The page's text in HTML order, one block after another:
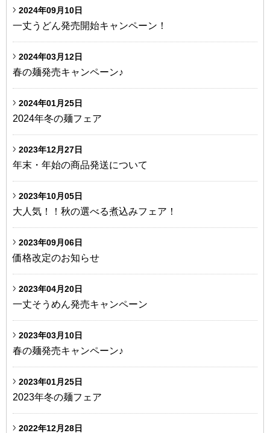
2024年09月10日
一丈うどん発売開始キャンペーン！
2024年03月12日
春の麺発売キャンペーン♪
2024年01月25日
2024年冬の麺フェア
2023年12月27日
年末・年始の商品発送について
2023年10月05日
大人気！！秋の選べる煮込みフェア！
2023年09月06日
価格改定のお知らせ
2023年04月20日
一丈そうめん発売キャンペーン
2023年03月10日
春の麺発売キャンペーン♪
2023年01月25日
2023年冬の麺フェア
2022年12月28日